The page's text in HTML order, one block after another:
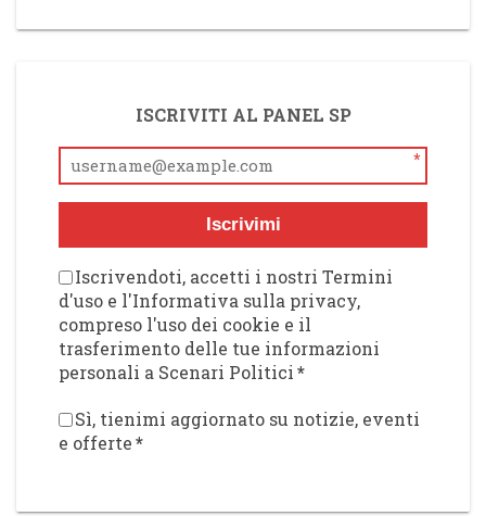
ISCRIVITI AL PANEL SP
*
Iscrivimi
Iscrivendoti, accetti i nostri Termini
d'uso e l'Informativa sulla privacy,
compreso l'uso dei cookie e il
trasferimento delle tue informazioni
personali a Scenari Politici*
Sì, tienimi aggiornato su notizie, eventi
e offerte*